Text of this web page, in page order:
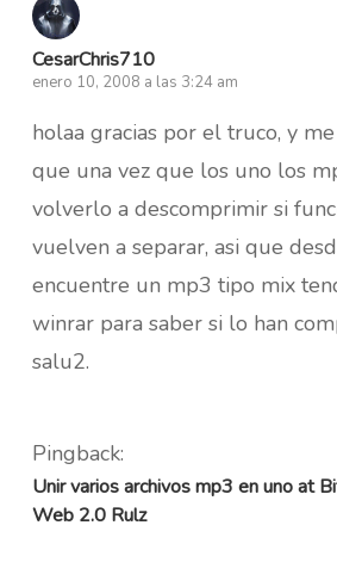
CesarChris710
enero 10, 2008 a las 3:24 am
holaa gracias por el truco, y
que una vez que los uno los
volverlo a descomprimir si
vuelven a separar, asi que
encuentre un mp3 tipo mix
winrar para saber si lo han
salu2.
Pingback:
Unir varios archivos mp3 en uno at
Web 2.0 Rulz